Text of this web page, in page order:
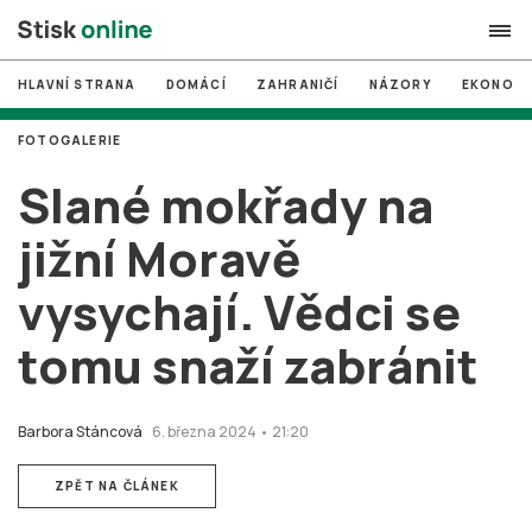
search
# MUNI
# Brno
# volby
login PŘIHLÁSIT SE
Zapomněli jste heslo?
HLAVNÍ STRANA DOMÁCÍ ZAHRANIČÍ NÁZORY
Slané mokřady na
jižní Moravě
vysychají. Vědci se
tomu snaží zabránit
Barbora Stáncová 6. března 2024 • 21:20
FOTOGALERIE
ZPĚT NA ČLÁNEK